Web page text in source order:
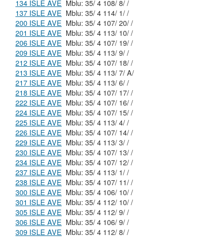
134 ISLE AVE
Mblu: 35/ 4 108/ 8/ /
137 ISLE AVE
Mblu: 35/ 4 114/ 1/ /
200 ISLE AVE
Mblu: 35/ 4 107/ 20/ /
201 ISLE AVE
Mblu: 35/ 4 113/ 10/ /
206 ISLE AVE
Mblu: 35/ 4 107/ 19/ /
209 ISLE AVE
Mblu: 35/ 4 113/ 9/ /
212 ISLE AVE
Mblu: 35/ 4 107/ 18/ /
213 ISLE AVE
Mblu: 35/ 4 113/ 7/ A/
217 ISLE AVE
Mblu: 35/ 4 113/ 6/ /
218 ISLE AVE
Mblu: 35/ 4 107/ 17/ /
222 ISLE AVE
Mblu: 35/ 4 107/ 16/ /
224 ISLE AVE
Mblu: 35/ 4 107/ 15/ /
225 ISLE AVE
Mblu: 35/ 4 113/ 4/ /
226 ISLE AVE
Mblu: 35/ 4 107/ 14/ /
229 ISLE AVE
Mblu: 35/ 4 113/ 3/ /
230 ISLE AVE
Mblu: 35/ 4 107/ 13/ /
234 ISLE AVE
Mblu: 35/ 4 107/ 12/ /
237 ISLE AVE
Mblu: 35/ 4 113/ 1/ /
238 ISLE AVE
Mblu: 35/ 4 107/ 11/ /
300 ISLE AVE
Mblu: 35/ 4 106/ 10/ /
301 ISLE AVE
Mblu: 35/ 4 112/ 10/ /
305 ISLE AVE
Mblu: 35/ 4 112/ 9/ /
306 ISLE AVE
Mblu: 35/ 4 106/ 9/ /
309 ISLE AVE
Mblu: 35/ 4 112/ 8/ /